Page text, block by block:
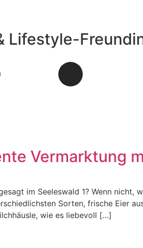
Lifestyle-
Vermarktung
im Seeleswald 1? Wenn
Sorten, frische Eier
wie es liebevoll […]